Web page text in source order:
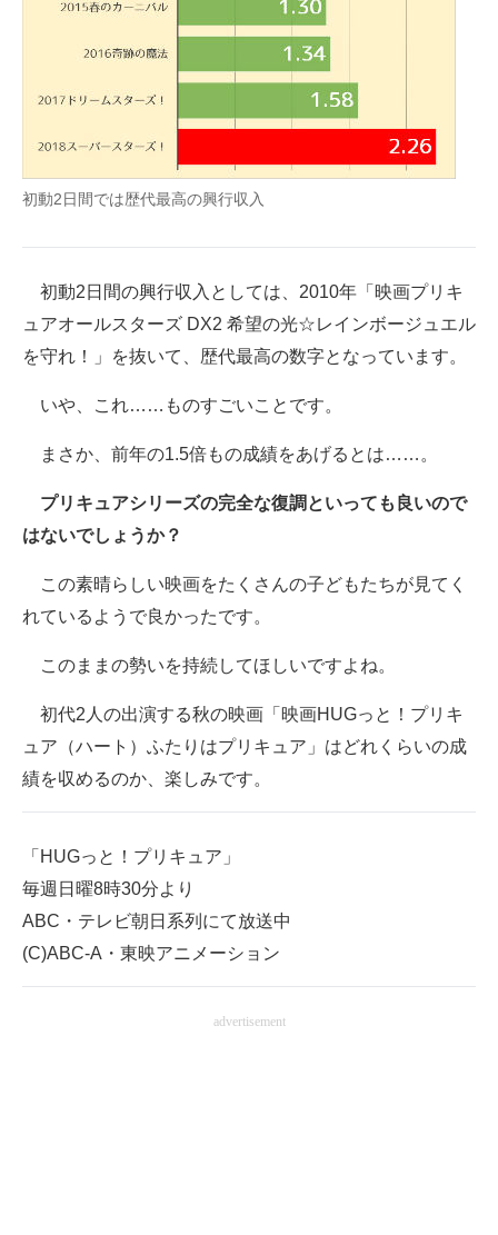
初動2日間では歴代最高の興行収入
初動2日間の興行収入としては、2010年「映画プリキ
ュアオールスターズ DX2 希望の光☆レインボージュエル
を守れ！」を抜いて、歴代最高の数字となっています。
いや、これ……ものすごいことです。
まさか、前年の1.5倍もの成績をあげるとは……。
プリキュアシリーズの完全な復調といっても良いので
はないでしょうか？
この素晴らしい映画をたくさんの子どもたちが見てく
れているようで良かったです。
このままの勢いを持続してほしいですよね。
初代2人の出演する秋の映画「映画HUGっと！プリキ
ュア（ハート）ふたりはプリキュア」はどれくらいの成
績を収めるのか、楽しみです。
「HUGっと！プリキュア」
毎週日曜8時30分より
ABC・テレビ朝日系列にて放送中
(C)ABC-A・東映アニメーション
advertisement